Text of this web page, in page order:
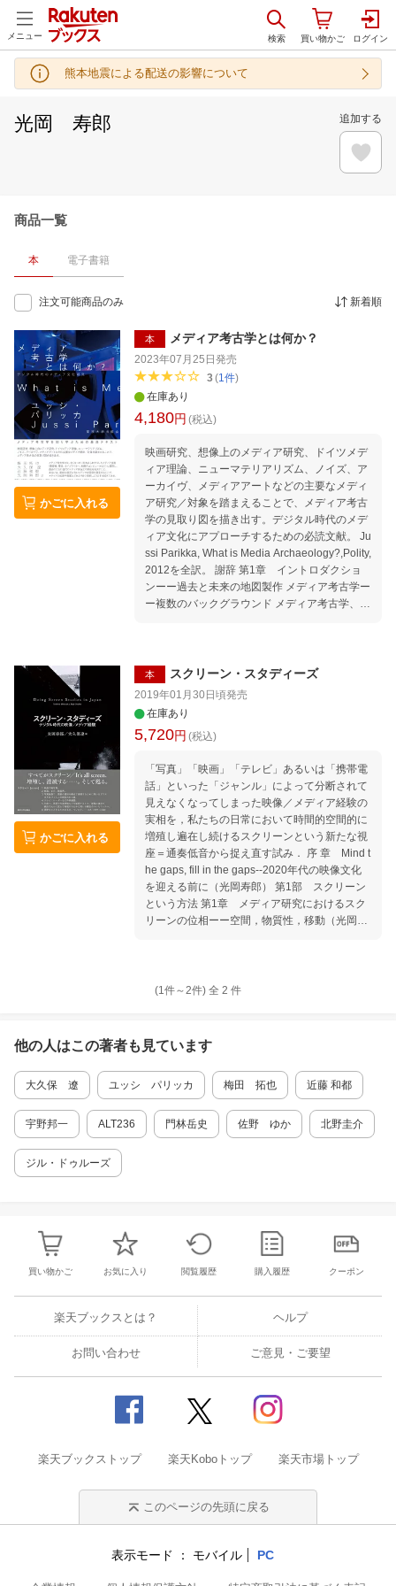
メニュー
熊本地震による配送の影響について
光岡 寿郎 追加する
商品一覧
本 電子書籍
注文可能商品のみ 新着順
かごに入れる
本 メディア考古学とは何か？
2023年07月25日 発売
3(1件)
在庫あり
4,180円 (税込)
映画研究、想像上のメディア研究、ドイツメデ
ィア理論、ニューマテリアリズム、ノイズ、ア
ーカイヴ、メディアアートなどの主要なメディ
ア研究／対象を踏まえることで、メディア考古
学の見取り図を描き出す。デジタル時代のメデ
ィア文化にアプローチするための必読文献。 Ju
ssi Parikka, What is Media Archaeology?,Polity,
2012を全訳。 謝辞 第1章 イントロダクショ
ンーー過去と未来の地図製作 メディア考古学ー
ー複数のバックグラウンド メディア考古学、第
ディア横断的な関係 生理学的身体ーー情動とア
トラクションの厚み 感覚の後でーーソフトウェ
ーー奇妙なオブジェクトを捉えること 不可能な
もののアーカイヴ 変異学と、想像上の過去と未
ィア理論とニューマテリアリズム ハード（ウェ
ア）理論 物質的な身体の考古学 数学的メディ
ア存在論 新しいメディア研究ーーメディウム固
有性 第4章の要約 第5章 ノイズと偶然を描き
出す ノイズの響き ノイズの先行性 ノイズの物
理学 傍受（妨害）としてのノイズ 不気味なコ
ミュニケーションの対象 ノイズとアーカイヴ
第5章の要約 第6章 アーカイヴの動態性ーー
ソフトウェア文化とデジタル遺産 動態的なメデ
ィア・アーカイヴ ソフトウェア、ネットアー
リメディエーションのための創造的方法論 現在
れともゾンビメディア？ 信号に基礎を置くメデ
な利用者？ 第7章の要約 第8章 結論ーーデジ
タル文化におけるメディア考古学 メディア考古
学を実践することについて 物質について 時間
性について 訳者解題 メディア考古学からデジ
タル時代のメディア研究へ
かごに入れる
本 スクリーン・スタディーズ
2019年01月30日頃発売
在庫あり
5,720円 (税込)
「写真」「映画」「テレビ」あるいは「携帯電
話」といった「ジャンル」によって分断されて
見えなくなってしまった映像／メディア経験の
実相を，私たちの日常において時間的空間的に
増殖し遍在し続けるスクリーンという新たな視
座＝通奏低音から捉え直す試み． 序 章 Mind t
he gaps, fill in the gaps--2020年代の映像文化
を迎える前に（光岡寿郎） 第1部 スクリーン
という方法 第1章 メディア研究におけるスク
リーンの位相ーー空間，物質性，移動（光岡寿
観客ーー「ポスト観客」の映画文化（渡邉大
章 明治期のヴァーチャル・リアリティーー非
分節ショットへの回帰（上田 学） 第6章 オ
フ・スクリーンの映像文化史ーー大正・昭和期
の複合施設型映画館（近藤和都） 第7章 パ
座から（松谷容作） 第8章 マンガ・プロジェ
クションーー戦後日本大衆文化におけるマン
遼） 第11章 触覚的写真ーーモバイル・スク
リーンの人類学（金暻和） 第12章 パブリッ
ク・ビューイングーースクリーンに向き合わな
ざるもの」の映像表現ーー災害を表現すること
（関谷直也） 第14章 光と音を放つ展示空間
ーー現代美術と映像メディア（馬定延） 第15
章 電子のメディウムの時代，デジタル画像の
美学（gnck） 第16章 スクリーンの消滅ーー
て（増田展大） Remind the screens, and refra
me the screens--あとがきに代えて（大久保
ックガイド Doing Screen Studies in Japan Tos
(1件～2件) 全 2 件
他の人はこの著者も見ています
大久保 遼 ユッシ パリッカ 梅田 拓也 近藤 和都
宇野邦一 ALT236 門林岳史 佐野 ゆか 北野圭介
ジル・ドゥルーズ
買い物かご お気に入り 閲覧履歴 購入履歴 クーポン
楽天ブックスとは？ ヘルプ
お問い合わせ ご意見・ご要望
楽天ブックストップ 楽天Koboトップ 楽天市場トップ
このページの先頭に戻る
表示モード モバイル PC